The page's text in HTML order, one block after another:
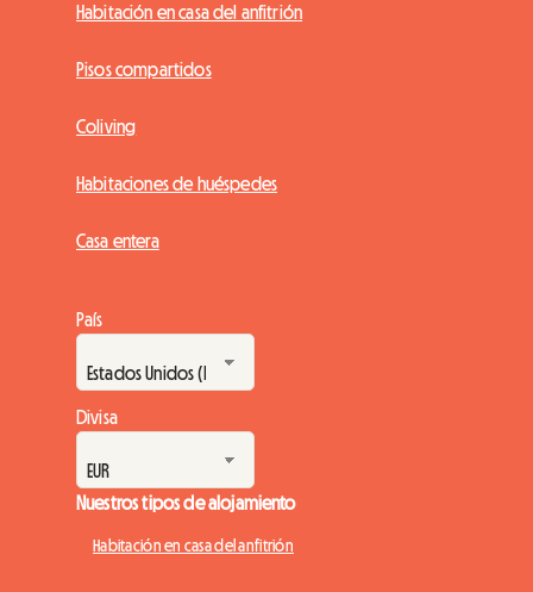
Habitación en casa del anfitrión
Pisos compartidos
Coliving
Habitaciones de huéspedes
Casa entera
País
Divisa
Nuestros tipos de alojamiento
Habitación en casa del anfitrión